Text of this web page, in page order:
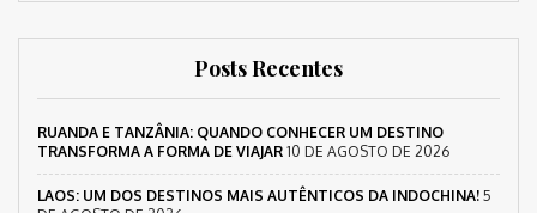
Posts Recentes
RUANDA E TANZÂNIA: QUANDO CONHECER UM DESTINO
TRANSFORMA A FORMA DE VIAJAR 10 DE AGOSTO DE 2026
LAOS: UM DOS DESTINOS MAIS AUTÊNTICOS DA INDOCHINA! 5